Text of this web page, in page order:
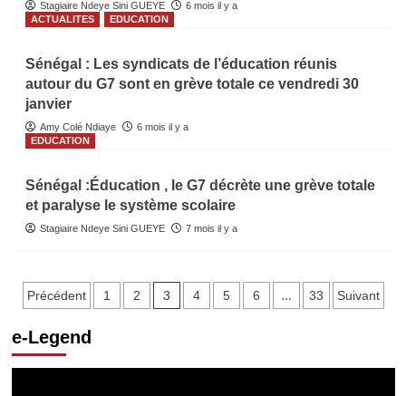
Stagiaire Ndeye Sini GUEYE
6 mois il y a
ACTUALITES
EDUCATION
Sénégal : Les syndicats de l’éducation réunis
autour du G7 sont en grève totale ce vendredi 30
janvier
Amy Colé Ndiaye
6 mois il y a
EDUCATION
Sénégal :Éducation , le G7 décrète une grève totale
et paralyse le système scolaire
Stagiaire Ndeye Sini GUEYE 7 mois il y a
Pagination
des
publications
Précédent 1 2 3 4 5 6 … 33 Suivant
e-Legend